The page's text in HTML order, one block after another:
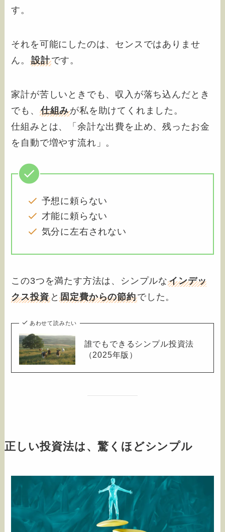
す。
それを可能にしたのは、センスではありませ
ん。設計です。
家計が苦しいときでも、収入が落ち込んだとき
でも、 仕組みが私を助けてくれました。
仕組みとは、「余計な出費を止め、残ったお金
を自動で増やす流れ」。
予想に頼らない
才能に頼らない
気分に左右されない
この3つを満たす方法は、シンプルなインデッ
クス投資と固定費からの節約でした。
あわせて読みたい
誰でもできるシンプル投資法
（2025年版）
正しい投資法は、驚くほどシンプル